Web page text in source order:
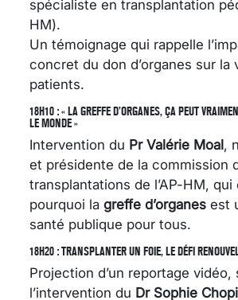
spécialiste en transplantation
HM).
Un témoignage qui rappelle
concret du don d’organes sur la
patients.
18H10 : « LA GREFFE D’ORGANES, ÇA PEUT
LE MONDE »
Intervention du Pr Valérie Moal ,
et présidente de la commission
transplantations de l’AP-HM, qui
pourquoi la greffe d’organes est
santé publique pour tous.
18H20 : TRANSPLANTER UN FOIE, LE DÉFI
Projection d’un reportage vidéo,
l’intervention du Dr Sophie